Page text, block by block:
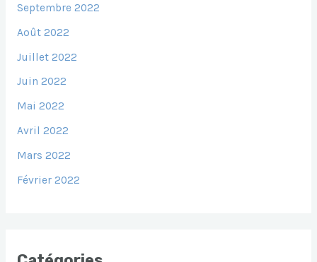
Septembre 2022
Août 2022
Juillet 2022
Juin 2022
Mai 2022
Avril 2022
Mars 2022
Février 2022